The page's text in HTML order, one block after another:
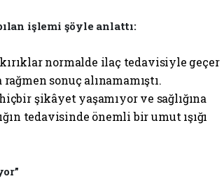
işlemi şöyle anlattı:
normalde ilaç tedavisiyle geçer
sonuç alınamamıştı.
şikâyet yaşamıyor ve sağlığına
tedavisinde önemli bir umut ışığı